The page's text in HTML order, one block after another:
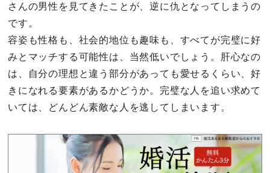
さんの男性を見てきたことが、逆に仇となってしまうの
です。
容姿も性格も、社会的地位も趣味も、すべてが完璧に好
みとマッチする可能性は、当然低いでしょう。肝心なの
は、自分の理想と違う部分があっても愛せるくらい、好
きになれる要素があるかどうか。完璧な人を追い求めて
いては、どんどん素敵な人を逃してしまいます。